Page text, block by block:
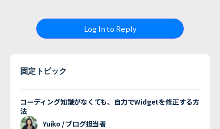
Log In to Reply
固定トピック
コーディング知識がなくても、自力でWidgetを修正する方
法
Yuiko / ブログ担当者